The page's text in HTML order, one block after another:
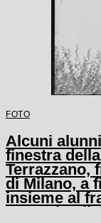
FOTO
Alcuni
finestra
Terrazzano,
di Milano, a
insieme al
ostaggio gli